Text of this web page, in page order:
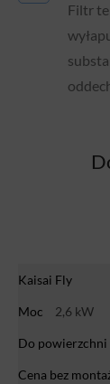
Filtr
Kaisai Fly
Moc 2,6 kW
Do powierzchni
Cena bez